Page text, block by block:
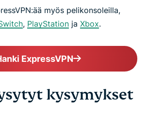
myös pelikonsoleilla,
, PlayStation ja Xbox.
ExpressVPN
kysymykset